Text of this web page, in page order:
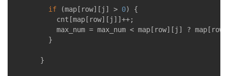
if (map[row][j] > 0) {